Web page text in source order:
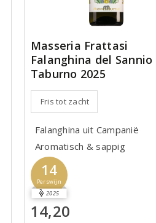
Masseria Frattasi
Falanghina del Sannio
Taburno 2025
Fris tot zacht
Falanghina uit Campanië
Aromatisch & sappig
14
Perswijn
2025
14,20